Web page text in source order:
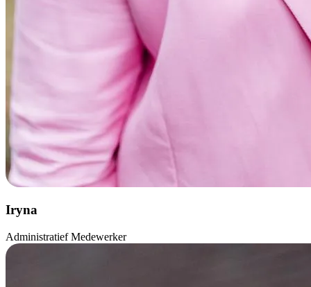
Iryna
Administratief Medewerker